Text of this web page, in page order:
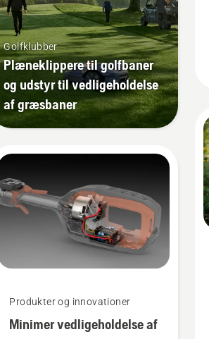
Golfklubber
Plæneklippere til golfbaner
og udstyr til vedligeholdelse
af græsbaner
Produkter og innovationer
Minimer vedligeholdelse af